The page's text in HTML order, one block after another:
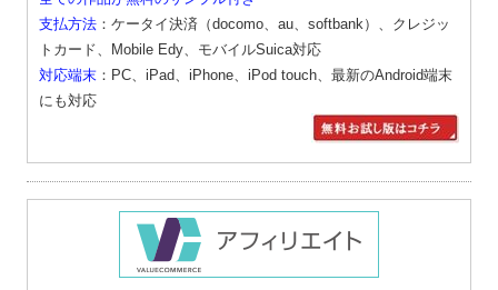
支払方法 ：ケータイ決済（docomo、au、softbank）、クレジッ
トカード、Mobile Edy、モバイルSuica対応
対応端末 ：PC、iPad、iPhone、iPod touch、最新のAndroid端末
にも対応